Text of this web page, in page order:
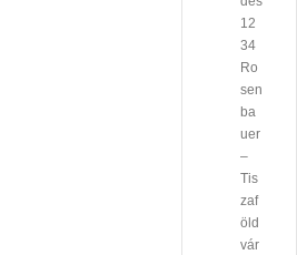
12
34
Ro
sen
ba
uer
–
Tis
zaf
öld
vár